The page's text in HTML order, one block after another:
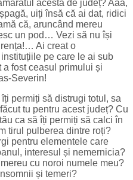
acesta de județ? Aaa,
uiți însă că ai dat, ridici
că, aruncând mereu
un pod… Vezi să nu își
Ai creat o
pe care le ai sub
a fost ceasul primului și
Severin!
permiți să distrugi totul, sa
tu pentru acest județ? Cu
ca să îți permiți să calci în
tirul pulberea dintre roți?
pentru elementele care
interesul și nemernicia?
cu noroi numele meu?
și temeri?